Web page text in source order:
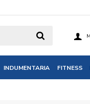
INDUMENTARIA FITNESS